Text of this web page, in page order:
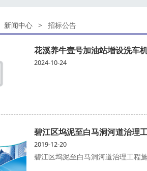
新闻中心 > 招标公告
花溪养牛壹号加油站增设洗车
2024-10-24
碧江区坞泥至白马洞河道治理
2019-12-20
碧江区坞泥至白马洞河道治理工程